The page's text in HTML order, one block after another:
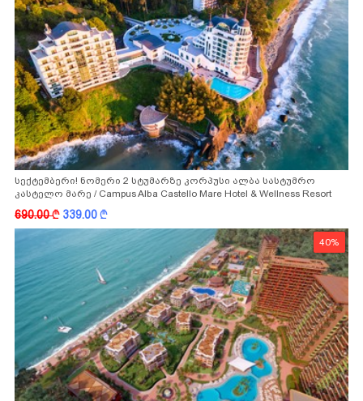
სექტემბერი! ნომერი 2 სტუმარზე კორპუსი ალბა სასტუმრო
კასტელო მარე / Campus Alba Castello Mare Hotel & Wellness Resort
690.00k 339.00k
40%